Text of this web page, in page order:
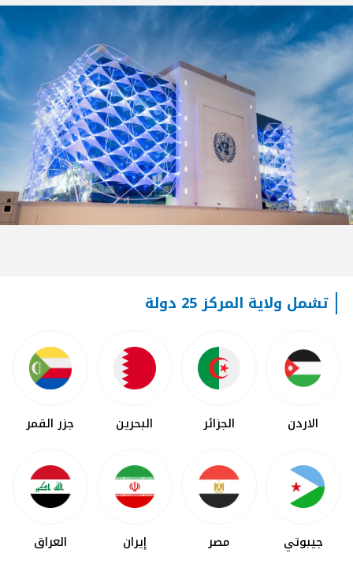
تشمل ولاية المركز 25 دولة
الاردن الجزائر البحرين جزر القمر
جيبوتي مصر إيران العراق